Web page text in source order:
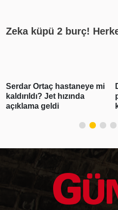
Zeka küpü 2 burç!
Demet Akalın'ın doğal
pozu şoke etti! Filtre
kullanmadı, olanlar oldu